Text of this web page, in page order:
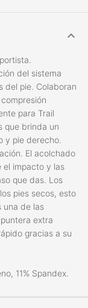
del sistema
del pie. Colaboran
para Trail
que brinda un
y pie derecho.
El acolchado
el impacto y las
que das. Los
pies secos, esto
una de las
extra
gracias a su
11% Spandex.